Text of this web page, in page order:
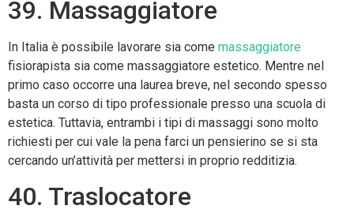
39. Massaggiatore
In Italia è possibile lavorare sia come massaggiatore
fisiorapista sia come massaggiatore estetico. Mentre nel
primo caso occorre una laurea breve, nel secondo spesso
basta un corso di tipo professionale presso una scuola di
estetica. Tuttavia, entrambi i tipi di massaggi sono molto
richiesti per cui vale la pena farci un pensierino se si sta
cercando un’attività per mettersi in proprio redditizia.
​​40. Traslocatore